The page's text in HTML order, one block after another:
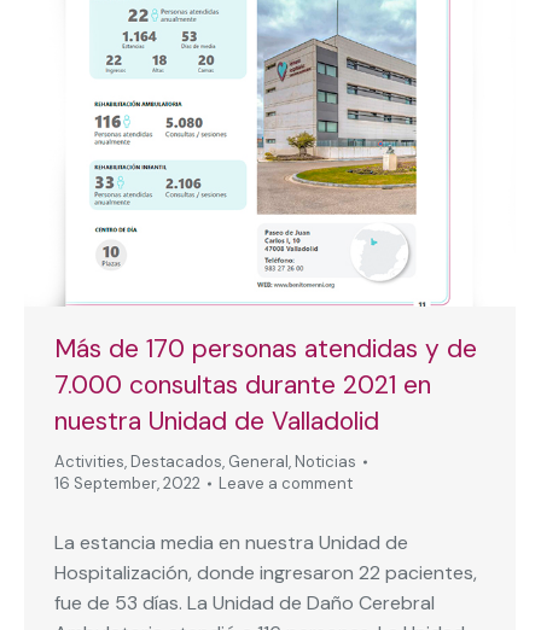
Más de 170 personas atendidas y de
7.000 consultas durante 2021 en
nuestra Unidad de Valladolid
Activities, Destacados, General, Noticias
16 September, 2022
Leave a comment
La estancia media en nuestra Unidad de
Hospitalización, donde ingresaron 22 pacientes,
fue de 53 días. La Unidad de Daño Cerebral